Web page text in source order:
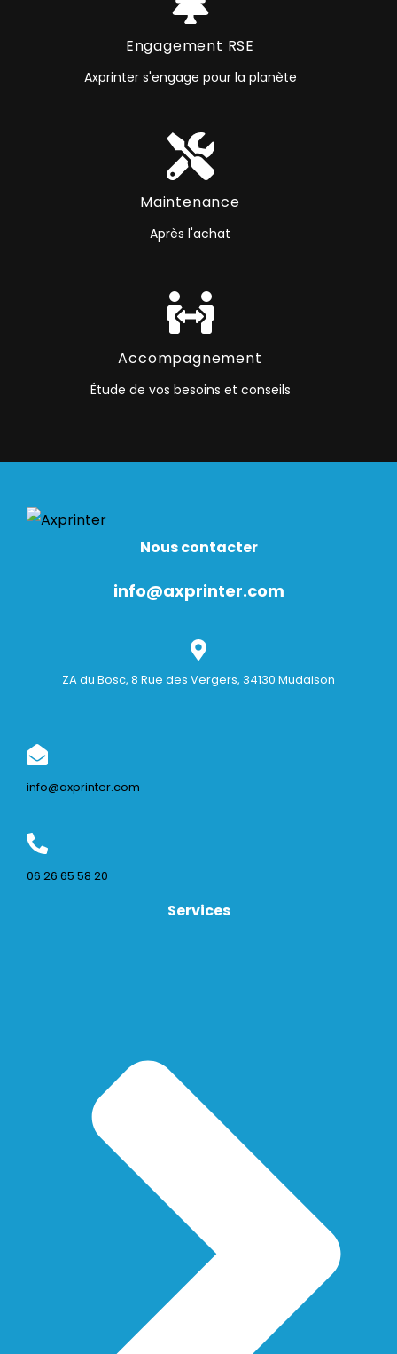
Engagement RSE
Axprinter s'engage pour la planète
Maintenance
Après l'achat
Accompagnement
Étude de vos besoins et conseils
Nous contacter
info@axprinter.com
ZA du Bosc, 8 Rue des Vergers, 34130 Mudaison
info@axprinter.com
06 26 65 58 20
Services